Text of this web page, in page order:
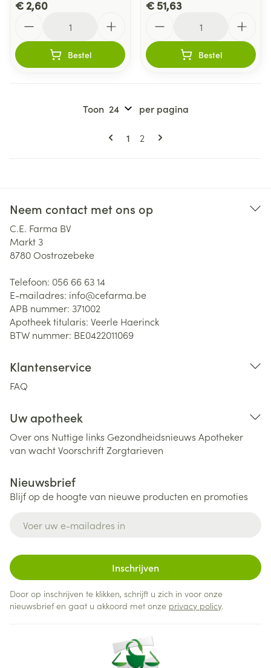
€ 2,60
Bestel
€ 51,63
Bestel
Pagina's
U lees momenteel pagina
1 Pagina
2
Toon per pagina
Neem contact met ons op
C.E. Farma BV
Markt 3
8780Oostrozebeke
Telefoon: 056 66 63 14
E-mailadres: info@cefarma.be
APB nummer: 371002
Apotheek titularis: Veerle Haerinck
BTW nummer: BE0422011069
Klantenservice
FAQ
Uw apotheek
Over ons Nuttige links Gezondheidsnieuws Apotheker
van wachtVoorschriftZorgtarieven
Nieuwsbrief
Blijf op de hoogte van nieuwe producten en promoties
Inschrijven
Door op inschrijven te klikken, schrijft u zich in voor onze
nieuwsbrief en gaat u akkoord met onze privacy policy.